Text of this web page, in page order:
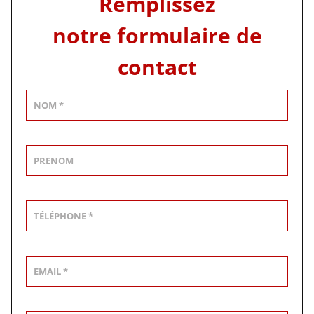
notre formulaire de
contact